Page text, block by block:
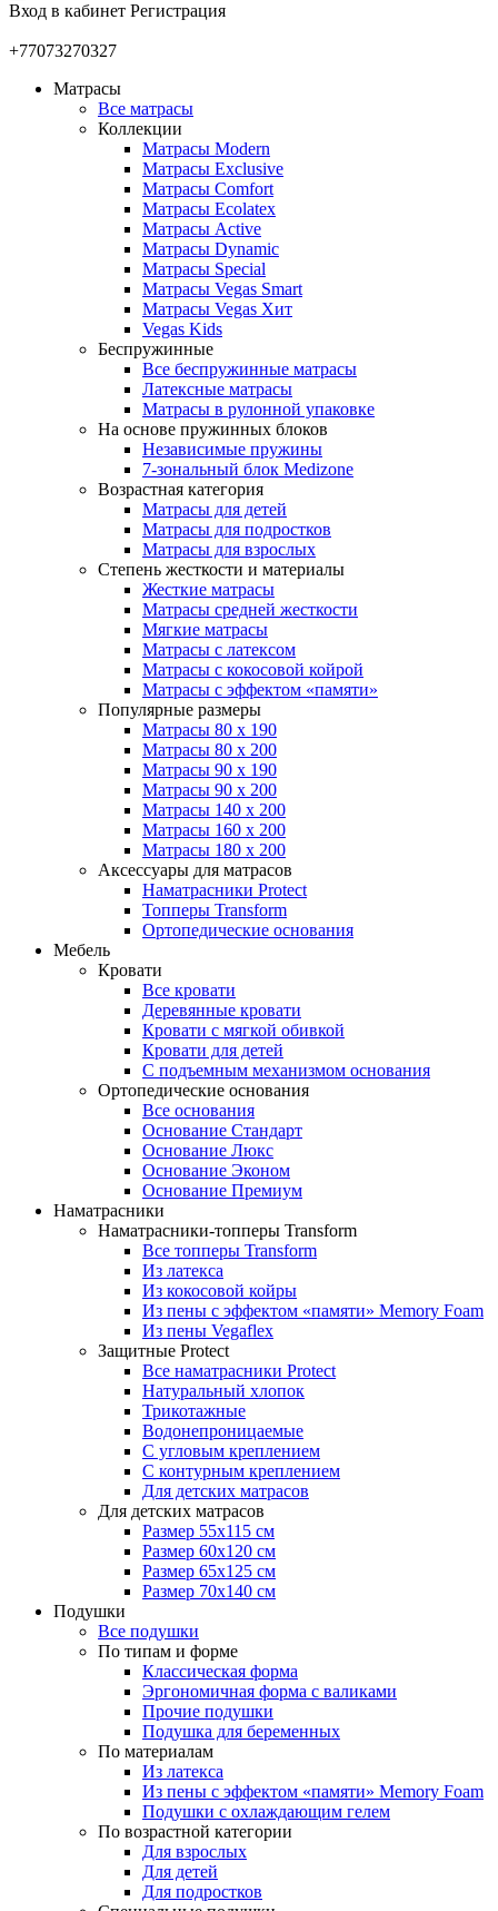
Вход в кабинет Регистрация
+77073270327
Матрасы
Все матрасы
Коллекции
Матрасы Modern
Матрасы Exclusive
Матрасы Comfort
Матрасы Ecolatex
Матрасы Active
Матрасы Dynamic
Матрасы Special
Матрасы Vegas Smart
Матрасы Vegas Хит
Vegas Kids
Беспружинные
Все беспружинные матрасы
Латексные матрасы
Матрасы в рулонной упаковке
На основе пружинных блоков
Независимые пружины
7-зональный блок Medizone
Возрастная категория
Матрасы для детей
Матрасы для подростков
Матрасы для взрослых
Степень жесткости и материалы
Жесткие матрасы
Матрасы средней жесткости
Мягкие матрасы
Матрасы с латексом
Матрасы с кокосовой койрой
Матрасы с эффектом «памяти»
Популярные размеры
Матрасы 80 x 190
Матрасы 80 x 200
Матрасы 90 x 190
Матрасы 90 x 200
Матрасы 140 x 200
Матрасы 160 x 200
Матрасы 180 x 200
Аксессуары для матрасов
Наматрасники Protect
Топперы Transform
Ортопедические основания
Мебель
Кровати
Все кровати
Деревянные кровати
Кровати с мягкой обивкой
Кровати для детей
С подъемным механизмом основания
Ортопедические основания
Все основания
Основание Стандарт
Основание Люкс
Основание Эконом
Основание Премиум
Наматрасники
Наматрасники-топперы Transform
Все топперы Transform
Из латекса
Из кокосовой койры
Из пены с эффектом «памяти» Memory Foam
Из пены Vegaflex
Защитные Protect
Все наматрасники Protect
Натуральный хлопок
Трикотажные
Водонепроницаемые
С угловым креплением
С контурным креплением
Для детских матрасов
Для детских матрасов
Размер 55x115 см
Размер 60x120 см
Размер 65x125 см
Размер 70x140 см
Подушки
Все подушки
По типам и форме
Классическая форма
Эргономичная форма с валиками
Прочие подушки
Подушка для беременных
По материалам
Из латекса
Из пены с эффектом «памяти» Memory Foam
Подушки с охлаждающим гелем
По возрастной категории
Для взрослых
Для детей
Для подростков